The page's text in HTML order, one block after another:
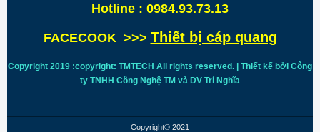
Hotline : 0984.93.73.13
FACECOOK >>> Thiết bị cáp quang
Copyright 2019 :copyright: TMTECH All rights reserved. | Thiết kế bởi Công
ty TNHH Công Nghệ TM và DV Trí Nghĩa
Copyright© 2021